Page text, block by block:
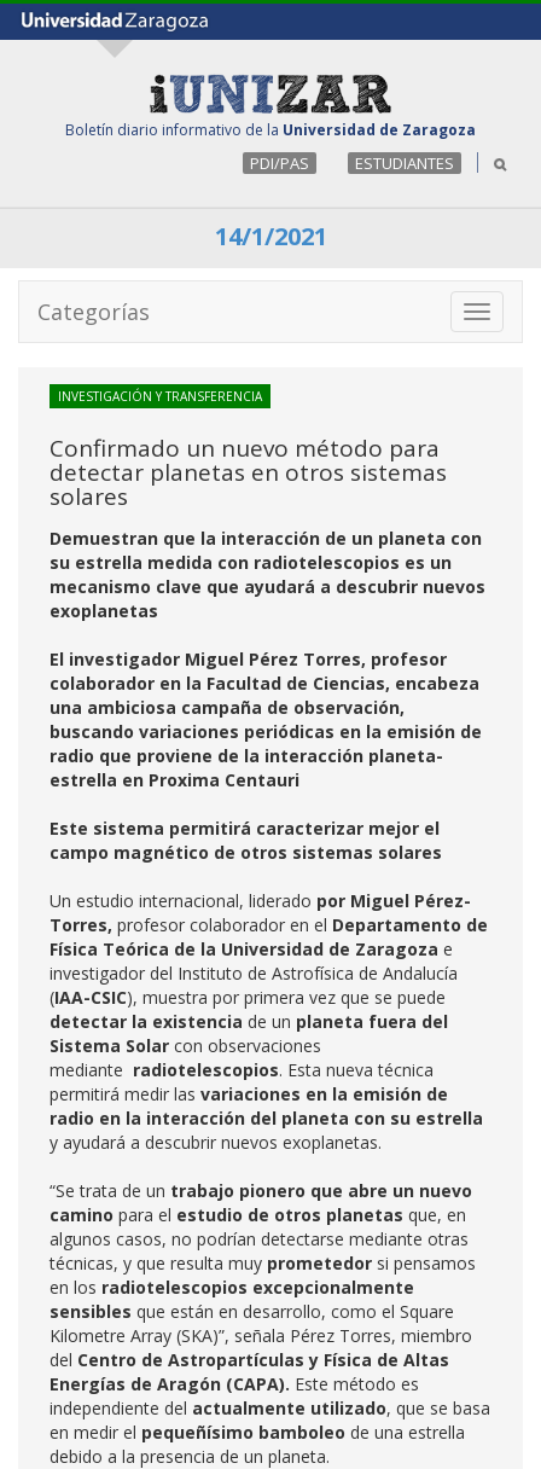
Boletín diario informativo de la Universidad de Zaragoza
PDI/PAS ESTUDIANTES
14/1/2021
Toggle
Categorías
INVESTIGACIÓN Y TRANSFERENCIA
Confirmado un nuevo método para
detectar planetas en otros sistemas
solares
Demuestran que la interacción de un planeta con
su estrella medida con radiotelescopios es un
mecanismo clave que ayudará a descubrir nuevos
exoplanetas
El investigador Miguel Pérez Torres, profesor
colaborador en la Facultad de Ciencias, encabeza
una ambiciosa campaña de observación,
buscando variaciones periódicas en la emisión de
radio que proviene de la interacción planeta-
estrella en Proxima Centauri
Este sistema permitirá caracterizar mejor el
campo magnético de otros sistemas solares
Un estudio internacional, liderado por Miguel Pérez-
Torres, profesor colaborador en el Departamento de
Física Teórica de la Universidad de Zaragoza e
investigador del Instituto de Astrofísica de Andalucía
(IAA-CSIC), muestra por primera vez que se puede
detectar la existencia de un planeta fuera del
Sistema Solar con observaciones
mediante radiotelescopios. Esta nueva técnica
permitirá medir las variaciones en la emisión de
radio en la interacción del planeta con su estrella
y ayudará a descubrir nuevos exoplanetas.
“Se trata de un trabajo pionero que abre un nuevo
camino para el estudio de otros planetas que, en
algunos casos, no podrían detectarse mediante otras
técnicas, y que resulta muy prometedor si pensamos
en los radiotelescopios excepcionalmente
sensibles que están en desarrollo, como el Square
Kilometre Array (SKA)”, señala Pérez Torres, miembro
del Centro de Astropartículasy Física de Altas
Energías de Aragón (CAPA). Este método es
independiente del actualmente utilizado, que se basa
en medir el pequeñísimo bamboleo de una estrella
debido a la presencia de un planeta.